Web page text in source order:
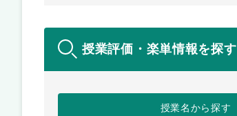
授業評価・楽単情報を探す
授業名から探す